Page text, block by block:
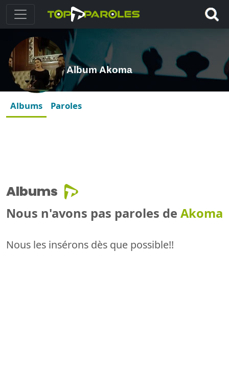
Album Akoma
Albums Paroles
Albums
Nous n'avons pas paroles de Akoma
Nous les insérons dès que possible!!